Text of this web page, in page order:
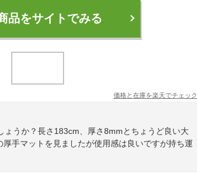
品をサイトでみる
価格と在庫を楽天でチェック
ょうか？長さ183cm、厚さ8mmとちょうど良い大
手マットを見ましたが使用感は良いですが持ち運